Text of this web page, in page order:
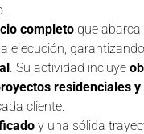
completo que
ejecución, garantizando
. Su actividad incluye
residenciales
cliente.
y una sólida